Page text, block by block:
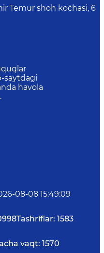
Temur shoh ko`chasi, 6
saytdagi
havola
08-08 15:49:09
Tashriflar: 1583
vaqt: 1570